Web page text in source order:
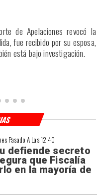
de Apelaciones revocó la
fue recibido por su esposa,
está bajo investigación.
Pasado A Las 12:40
defiende secreto
que Fiscalía
en la mayoría de